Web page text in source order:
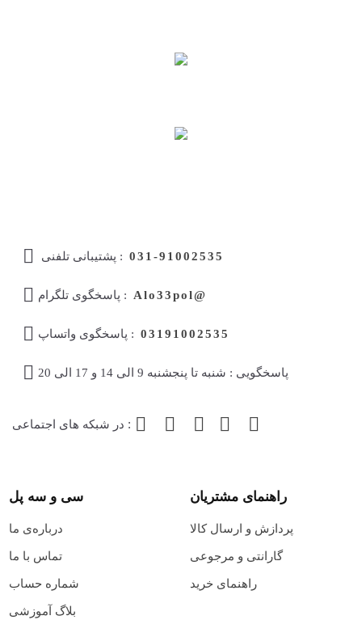
پشتیبانی تلفنی : 031-91002535
پاسخگوی تلگرام : Alo33pol@
پاسخگوی واتساپ : 03191002535
پاسخگویی : شنبه تا پنجشنبه 9 الی 14 و 17 الی 20
در شبکه های اجتماعی :
سی و سه پل
درباره‌ی ما
تماس با ما
شماره حساب
بلاگ آموزشی
راهنمای مشتریان
پردازش و ارسال کالا
گارانتی و مرجوعی
راهنمای خرید